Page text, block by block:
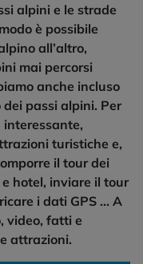
alpini e le strade
è possibile
all’altro,
mai percorsi
anche incluso
passi alpini. Per
turistiche e,
il tour dei
hotel, inviare il tour
i dati GPS ... A
video, fatti e
attrazioni.